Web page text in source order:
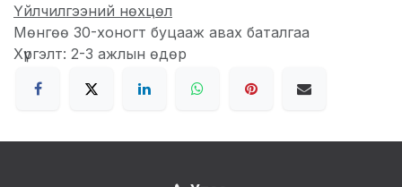
Үйлчилгээний нөхцөл
Мөнгөө 30-хоногт буцааж авах баталгаа
Хүргэлт: 2-3 ажлын өдөр